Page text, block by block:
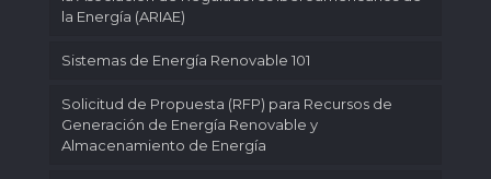
la Energía (ARIAE)
Sistemas de Energía Renovable 101
Solicitud de Propuesta (RFP) para Recursos de
Generación de Energía Renovable y
Almacenamiento de Energía